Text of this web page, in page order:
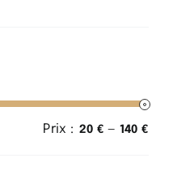
Prix : 20 € — 140 €